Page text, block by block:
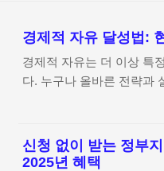
경제적 자유 달성법:
경제적 자유는 더 이상 특
다. 누구나 올바른 전략과
소득에 의존하지 않고도
의미합니다. 이는 자산에
신청 없이 받는 정부
2025년 혜택